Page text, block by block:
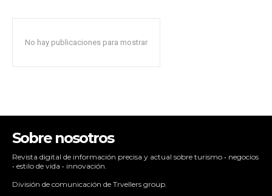
No hay publicaciones para mostrar
Sobre nosotros
Revista digital de información precisa y actual sobre turismo • negocios
• estilo de vida • innovación.
División de comunicación de Trvellers group.